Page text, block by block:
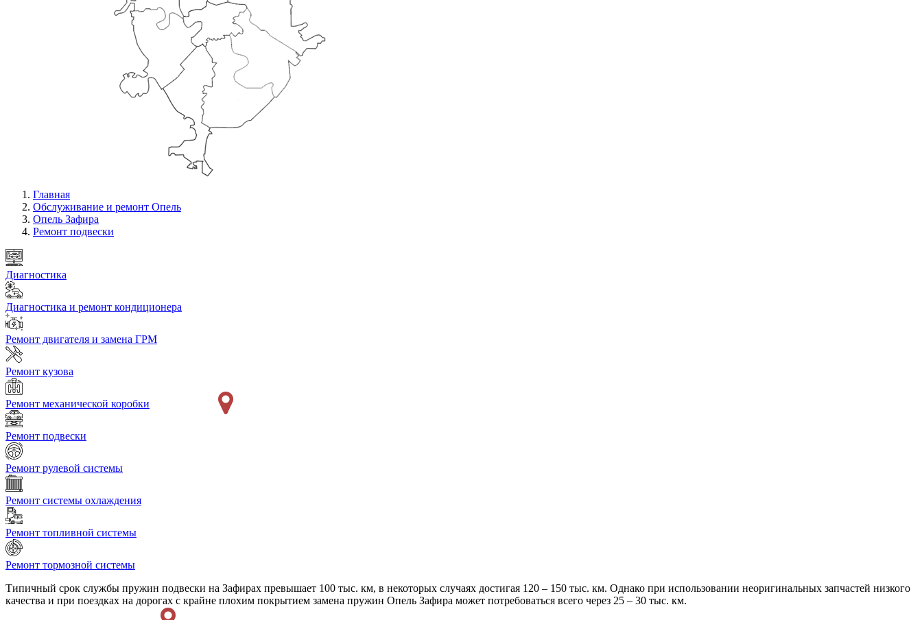
Главная
Обслуживание и ремонт Опель
Опель Зафира
Ремонт подвески
Диагностика
Диагностика и ремонт кондиционера
Ремонт двигателя и замена ГРМ
Ремонт кузова
Ремонт механической коробки
Ремонт подвески
Ремонт рулевой системы
Ремонт системы охлаждения
Ремонт топливной системы
Ремонт тормозной системы
Типичный срок службы пружин подвески на Зафирах превышает 100 тыс. км, в некоторых случаях достигая 120 – 150 тыс. км. Однако при использовании неоригинальных запчастей низкого
качества и при поездках на дорогах с крайне плохим покрытием замена пружин Опель Зафира может потребоваться всего через 25 – 30 тыс. км.